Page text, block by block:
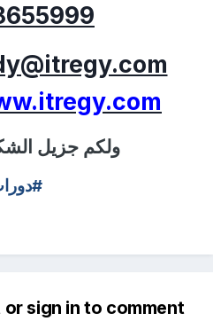
ولكم جزيل
sign in to comment